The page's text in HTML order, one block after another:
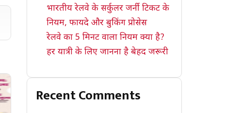
भारतीय रेलवे के सर्कुलर जर्नी टिकट के
नियम, फायदे और बुकिंग प्रोसेस
रेलवे का 5 मिनट वाला नियम क्या है?
हर यात्री के लिए जानना है बेहद जरूरी
Recent Comments